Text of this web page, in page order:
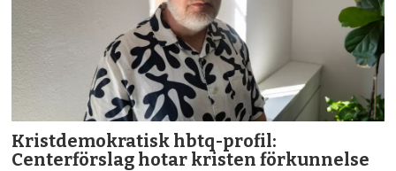
Kristdemokratisk hbtq-profil:
Centerförslag hotar kristen förkunnelse